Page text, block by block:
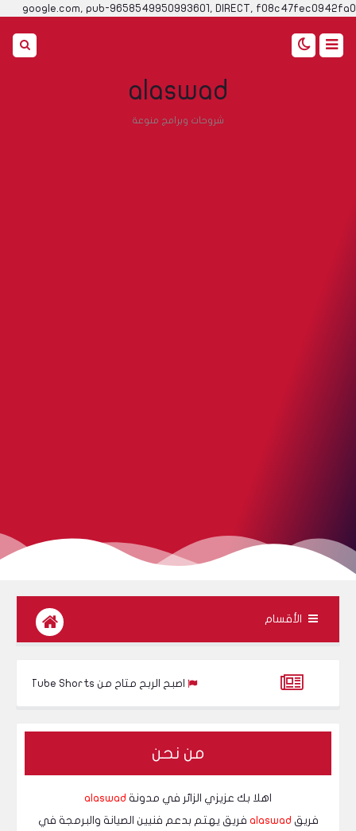
google.com, pub-9658549950993601, DIRECT, f08c47fec0942fa0
alaswad
شروحات وبرامج منوعة
الأقسام
اصبح الربح متاح من YouTube Shorts
خوارزميات الانستجرام ستحد من الترويج لفيديوهات
من نحن
اهلا بك عزيزي الزائر في مدونة
فريق alaswad فريق يهتم بدعم فنيين الصيانة والبرمجة في